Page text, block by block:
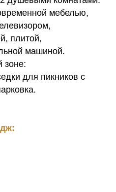
мебелью,
плитой,
машиной.
зоне:
для пикников с